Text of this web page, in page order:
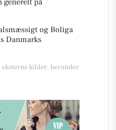
og Boliga
Danmarks
eksterne kilder, herunder